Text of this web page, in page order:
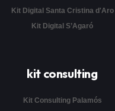
Kit Digital Santa Cristina d'Aro
Kit Digital S’Agaró
kit consulting
Kit Consulting Palamós